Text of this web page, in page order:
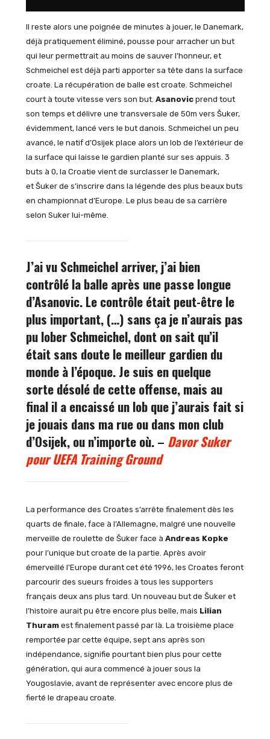
Il reste alors une poignée de minutes à jouer, le Danemark,
déjà pratiquement éliminé, pousse pour arracher un but
qui leur permettrait au moins de sauver l’honneur, et
Schmeichel est déjà parti apporter sa tête dans la surface
croate. La récupération de balle est croate. Schmeichel
court à toute vitesse vers son but. Asanovicprend tout
son temps et délivre une transversale de 50m vers Šuker,
évidemment, lancé vers le but danois. Schmeichel un peu
avancé, le natif d’Osijek place alors un lob de l’extérieur de
la surface qui laisse le gardien planté sur ses appuis. 3
buts à 0, la Croatie vient de surclasser le Danemark,
et Šuker de s’inscrire dans la légende des plus beaux buts
en championnat d’Europe. Le plus beau de sa carrière
selon Suker lui-même.
J’ai vu Schmeichel arriver, j’ai bien
contrôlé la balle après une passe longue
d’Asanovic. Le contrôle était peut-être le
plus important, (…) sans ça je n’aurais pas
pu lober Schmeichel, dont on sait qu’il
était sans doute le meilleur gardien du
monde à l’époque. Je suis en quelque
sorte désolé de cette offense, mais au
final il a encaissé un lob que j’aurais fait si
je jouais dans ma rue ou dans mon club
d’Osijek, ou n’importe où. – Davor Suker
pour UEFA Training Ground
La performance des Croates s’arrête finalement dès les
quarts de finale, face à l’Allemagne, malgré une nouvelle
merveille de roulette de Šuker face à Andreas Kopke
pour l’unique but croate de la partie. Après avoir
émerveillé l’Europe durant cet été 1996, les Croates feront
parcourir des sueurs froides à tous les supporters
français deux ans plus tard. Un nouveau but de Šuker et
l’histoire aurait pu être encore plus belle, mais Lilian
Thuramest finalement passé par là. La troisième place
remportée par cette équipe, sept ans après son
indépendance, signifie pourtant bien plus pour cette
génération, qui aura commencé à jouer sous la
Yougoslavie, avant de représenter avec encore plus de
fierté le drapeau croate.